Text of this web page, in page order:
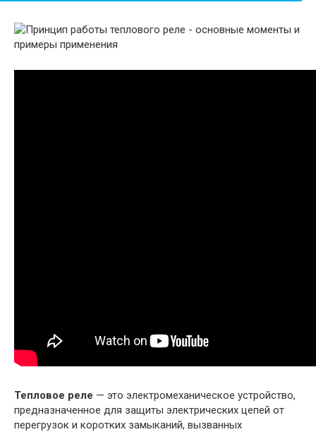
Тепловое реле — это электромеханическое устройство,
предназначенное для защиты электрических цепей от
перегрузок и коротких замыканий, вызванных